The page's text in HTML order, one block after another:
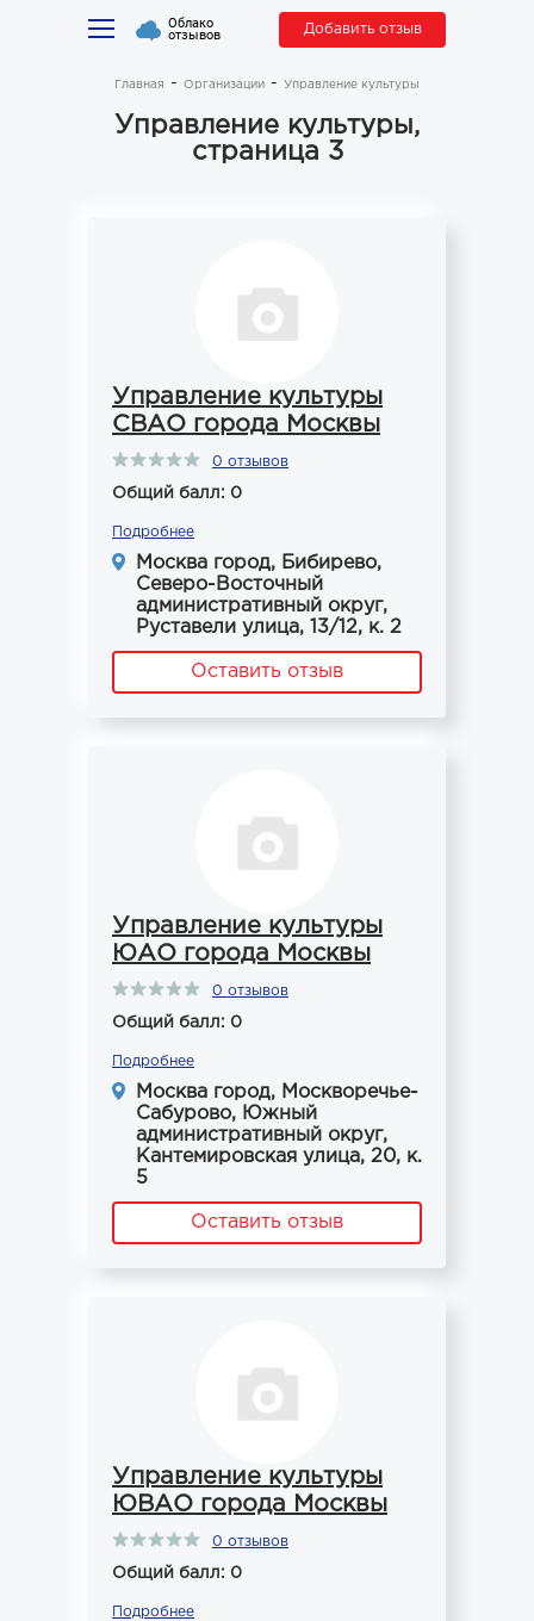
Облако
отзывов Добавить отзыв
Главная Организации Управление культуры
Управление культуры,
страница 3
Управление культуры
СВАО города Москвы
0 отзывов
Общий балл: 0
Подробнее
Москва город, Бибирево,
Северо-Восточный
административный округ,
Руставели улица, 13/12, к. 2
Оставить отзыв
Управление культуры
ЮАО города Москвы
0 отзывов
Общий балл: 0
Подробнее
Москва город, Москворечье-
Сабурово, Южный
административный округ,
Кантемировская улица, 20, к.
5
Оставить отзыв
Управление культуры
ЮВАО города Москвы
0 отзывов
Общий балл: 0
Подробнее